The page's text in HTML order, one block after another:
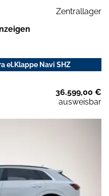
Zentrallager
el.Klappe Navi SHZ
36.599,00 €
ausweisbar